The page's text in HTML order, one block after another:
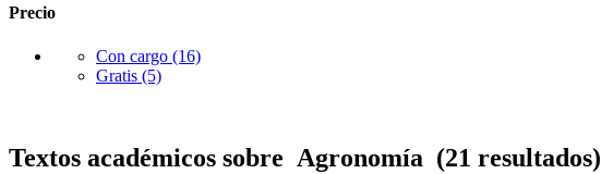
Precio
Con cargo (16)
Gratis (5)
Textos académicos sobre Agronomía (21 resultados)